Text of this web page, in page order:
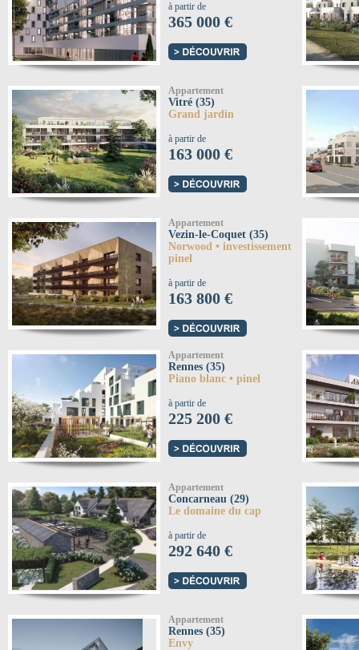
à partir de
365 000 €
Appartement
Vitré (35)
Grand jardin
à partir de
163 000 €
Appartement
Vezin-le-Coquet (35)
Norwood • investissement
pinel
à partir de
163 800 €
Appartement
Rennes (35)
Piano blanc • pinel
à partir de
225 200 €
Appartement
Concarneau (29)
Le domaine du cap
à partir de
292 640 €
Appartement
Rennes (35)
Envy